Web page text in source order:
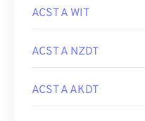
ACST A WIT
ACST A NZDT
ACST A AKDT